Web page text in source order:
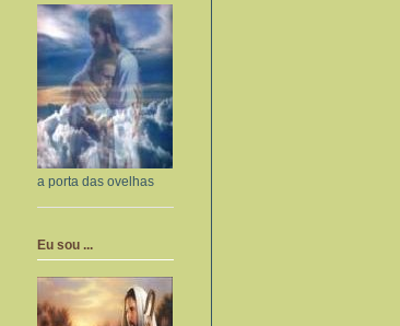
a porta das ovelhas
Eu sou ...